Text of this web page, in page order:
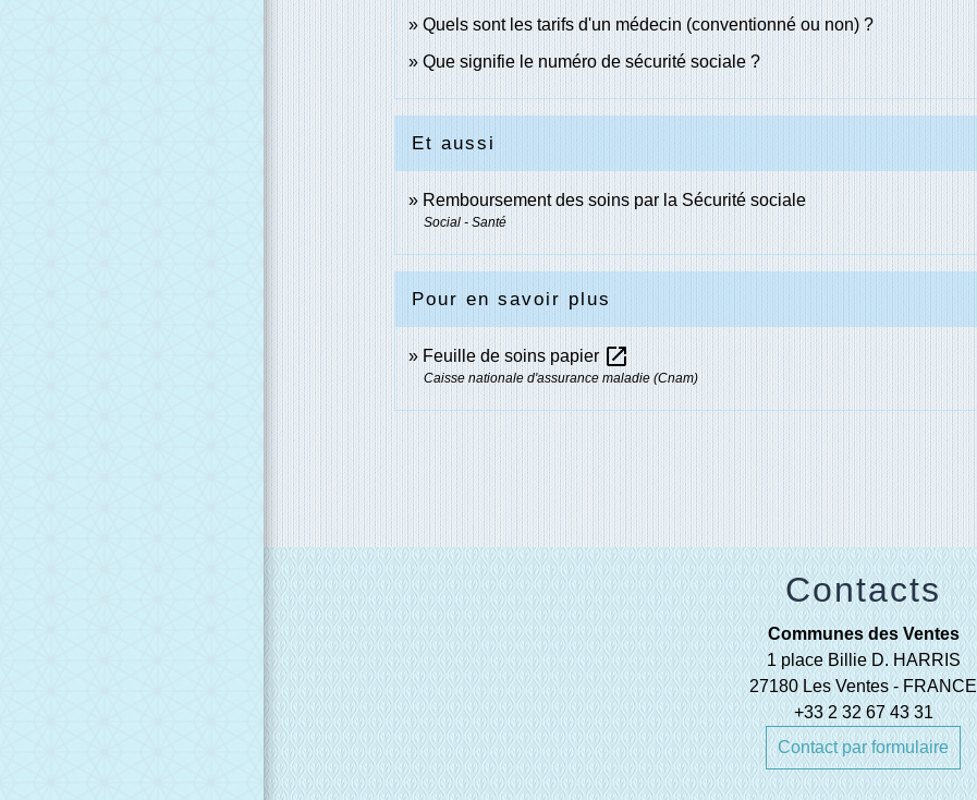
Quels sont les tarifs d'un médecin (conventionné ou non) ?
Que signifie le numéro de sécurité sociale ?
Et aussi
Remboursement des soins par la Sécurité sociale
Social - Santé
Pour en savoir plus
Feuille de soins papier open_in_new
Caisse nationale d'assurance maladie (Cnam)
Contacts
Communes des Ventes
1 place Billie D. HARRIS
27180 Les Ventes - FRANCE
+33 2 32 67 43 31
Contact par formulaire